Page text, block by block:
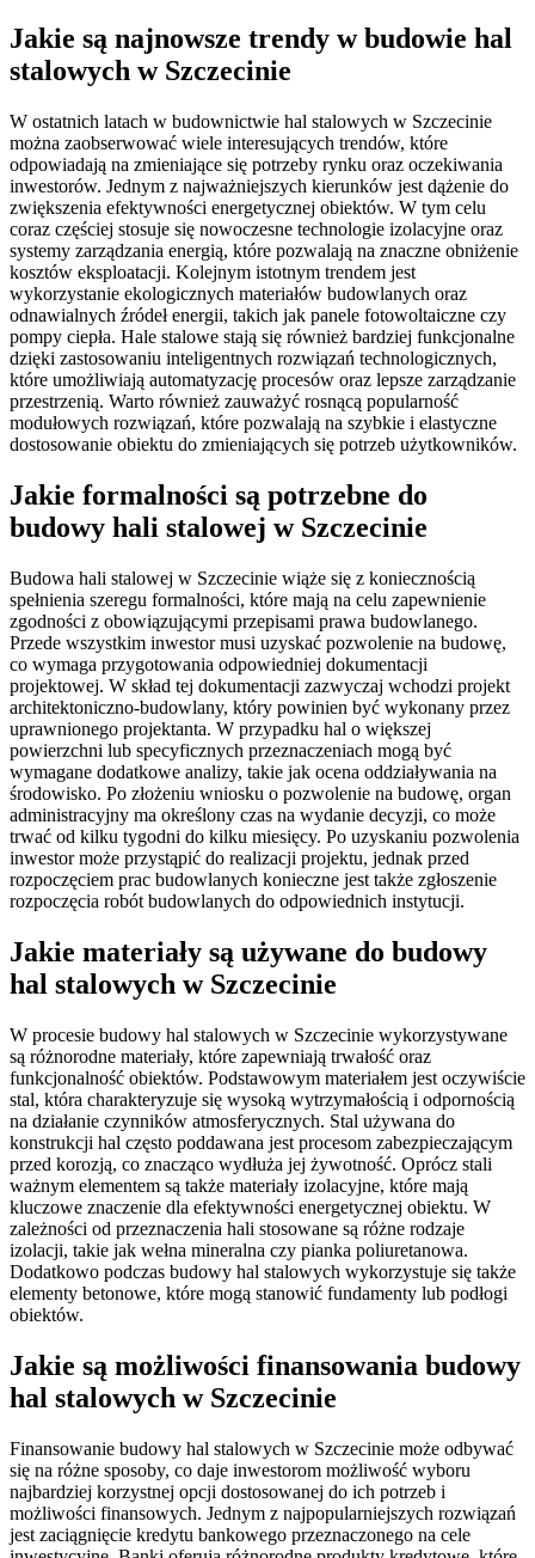
Jakie są najnowsze trendy w budowie hal
stalowych w Szczecinie
W ostatnich latach w budownictwie hal stalowych w Szczecinie
można zaobserwować wiele interesujących trendów, które
odpowiadają na zmieniające się potrzeby rynku oraz oczekiwania
inwestorów. Jednym z najważniejszych kierunków jest dążenie do
zwiększenia efektywności energetycznej obiektów. W tym celu
coraz częściej stosuje się nowoczesne technologie izolacyjne oraz
systemy zarządzania energią, które pozwalają na znaczne obniżenie
kosztów eksploatacji. Kolejnym istotnym trendem jest
wykorzystanie ekologicznych materiałów budowlanych oraz
odnawialnych źródeł energii, takich jak panele fotowoltaiczne czy
pompy ciepła. Hale stalowe stają się również bardziej funkcjonalne
dzięki zastosowaniu inteligentnych rozwiązań technologicznych,
które umożliwiają automatyzację procesów oraz lepsze zarządzanie
przestrzenią. Warto również zauważyć rosnącą popularność
modułowych rozwiązań, które pozwalają na szybkie i elastyczne
dostosowanie obiektu do zmieniających się potrzeb użytkowników.
Jakie formalności są potrzebne do
budowy hali stalowej w Szczecinie
Budowa hali stalowej w Szczecinie wiąże się z koniecznością
spełnienia szeregu formalności, które mają na celu zapewnienie
zgodności z obowiązującymi przepisami prawa budowlanego.
Przede wszystkim inwestor musi uzyskać pozwolenie na budowę,
co wymaga przygotowania odpowiedniej dokumentacji
projektowej. W skład tej dokumentacji zazwyczaj wchodzi projekt
architektoniczno-budowlany, który powinien być wykonany przez
uprawnionego projektanta. W przypadku hal o większej
powierzchni lub specyficznych przeznaczeniach mogą być
wymagane dodatkowe analizy, takie jak ocena oddziaływania na
środowisko. Po złożeniu wniosku o pozwolenie na budowę, organ
administracyjny ma określony czas na wydanie decyzji, co może
trwać od kilku tygodni do kilku miesięcy. Po uzyskaniu pozwolenia
inwestor może przystąpić do realizacji projektu, jednak przed
rozpoczęciem prac budowlanych konieczne jest także zgłoszenie
rozpoczęcia robót budowlanych do odpowiednich instytucji.
Jakie materiały są używane do budowy
hal stalowych w Szczecinie
W procesie budowy hal stalowych w Szczecinie wykorzystywane
są różnorodne materiały, które zapewniają trwałość oraz
funkcjonalność obiektów. Podstawowym materiałem jest oczywiście
stal, która charakteryzuje się wysoką wytrzymałością i odpornością
na działanie czynników atmosferycznych. Stal używana do
konstrukcji hal często poddawana jest procesom zabezpieczającym
przed korozją, co znacząco wydłuża jej żywotność. Oprócz stali
ważnym elementem są także materiały izolacyjne, które mają
kluczowe znaczenie dla efektywności energetycznej obiektu. W
zależności od przeznaczenia hali stosowane są różne rodzaje
izolacji, takie jak wełna mineralna czy pianka poliuretanowa.
Dodatkowo podczas budowy hal stalowych wykorzystuje się także
elementy betonowe, które mogą stanowić fundamenty lub podłogi
obiektów.
Jakie są możliwości finansowania budowy
hal stalowych w Szczecinie
Finansowanie budowy hal stalowych w Szczecinie może odbywać
się na różne sposoby, co daje inwestorom możliwość wyboru
najbardziej korzystnej opcji dostosowanej do ich potrzeb i
możliwości finansowych. Jednym z najpopularniejszych rozwiązań
jest zaciągnięcie kredytu bankowego przeznaczonego na cele